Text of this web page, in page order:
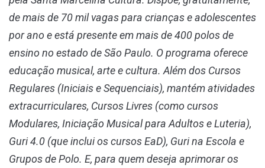
de mais de 70 mil vagas para crianças e adolescentes
por ano e está presente em mais de 400 polos de
ensino no estado de São Paulo. O programa oferece
educação musical, arte e cultura. Além dos Cursos
Regulares (Iniciais e Sequenciais), mantém atividades
extracurriculares, Cursos Livres (como cursos
Modulares, Iniciação Musical para Adultos e Luteria),
Guri 4.0 (que inclui os cursos EaD), Guri na Escola e
Grupos de Polo. E, para quem deseja aprimorar os